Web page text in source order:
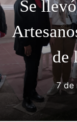
Se
de
7 de